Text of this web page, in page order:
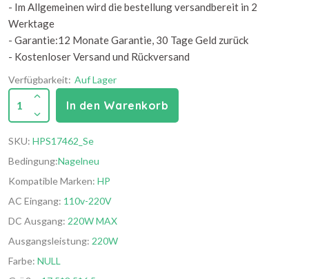
- Im Allgemeinen wird die bestellung versandbereit in 2
Werktage
- Garantie:12 Monate Garantie, 30 Tage Geld zurück
- Kostenloser Versand und Rückversand
Verfügbarkeit: Auf Lager
1 In den Warenkorb
SKU: HPS17462_Se
Bedingung:Nagelneu
Kompatible Marken: HP
AC Eingang: 110v-220V
DC Ausgang: 220W MAX
Ausgangsleistung: 220W
Farbe: NULL